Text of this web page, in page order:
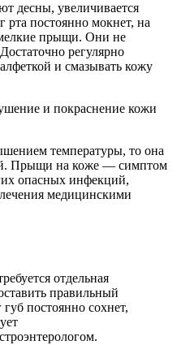
десны, увеличивается
рта постоянно мокнет, на
прыщи. Они не
регулярно
и смазывать кожу
температуры, то она
Прыщи на коже — симптом
опасных инфекций,
медицинскими
отдельная
правильный
постоянно сохнет,